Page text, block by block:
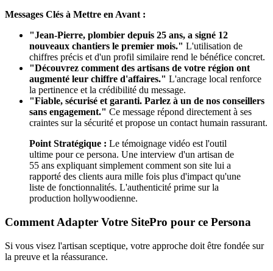
Messages Clés à Mettre en Avant :
"Jean-Pierre, plombier depuis 25 ans, a signé 12
nouveaux chantiers le premier mois." L'utilisation de
chiffres précis et d'un profil similaire rend le bénéfice concret.
"Découvrez comment des artisans de votre région ont
augmenté leur chiffre d'affaires." L'ancrage local renforce
la pertinence et la crédibilité du message.
"Fiable, sécurisé et garanti. Parlez à un de nos conseillers
sans engagement." Ce message répond directement à ses
craintes sur la sécurité et propose un contact humain rassurant.
Point Stratégique : Le témoignage vidéo est l'outil
ultime pour ce persona. Une interview d'un artisan de
55 ans expliquant simplement comment son site lui a
rapporté des clients aura mille fois plus d'impact qu'une
liste de fonctionnalités. L'authenticité prime sur la
production hollywoodienne.
Comment Adapter Votre SitePro pour ce Persona
Si vous visez l'artisan sceptique, votre approche doit être fondée sur
la preuve et la réassurance.